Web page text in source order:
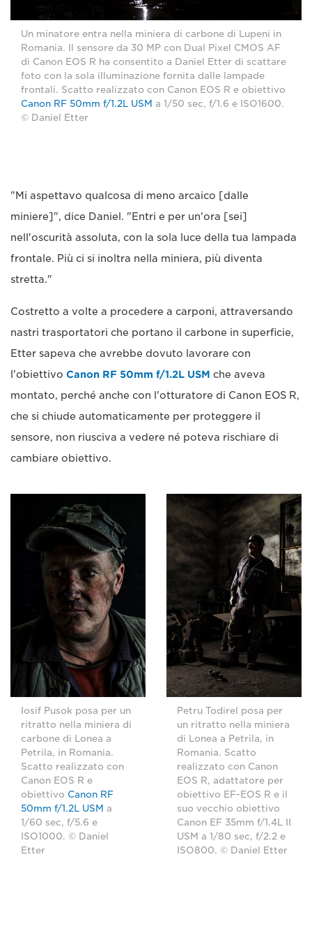
Un minatore entra nella miniera di carbone di Lupeni in
Romania. Il sensore da 30 MP con Dual Pixel CMOS AF
di Canon EOS R ha consentito a Daniel Etter di scattare
foto con la sola illuminazione fornita dalle lampade
frontali. Scatto realizzato con Canon EOS R e obiettivo
Canon RF 50mm f/1.2L USM a 1/50 sec, f/1.6 e ISO1600.
© Daniel Etter
"Mi aspettavo qualcosa di meno arcaico [dalle
miniere]", dice Daniel. "Entri e per un'ora [sei]
nell'oscurità assoluta, con la sola luce della tua lampada
frontale. Più ci si inoltra nella miniera, più diventa
stretta."
Costretto a volte a procedere a carponi, attraversando
nastri trasportatori che portano il carbone in superficie,
Etter sapeva che avrebbe dovuto lavorare con
l'obiettivo Canon RF 50mm f/1.2L USM che aveva
montato, perché anche con l'otturatore di Canon EOS R,
che si chiude automaticamente per proteggere il
sensore, non riusciva a vedere né poteva rischiare di
cambiare obiettivo.
Iosif Pusok posa per un
ritratto nella miniera di
carbone di Lonea a
Petrila, in Romania.
Scatto realizzato con
Canon EOS R e
obiettivo Canon RF
50mm f/1.2L USM a
1/60 sec, f/5.6 e
ISO1000. © Daniel
Etter
Petru Todirel posa per
un ritratto nella miniera
di Lonea a Petrila, in
Romania. Scatto
realizzato con Canon
EOS R, adattatore per
obiettivo EF-EOS R e il
suo vecchio obiettivo
Canon EF 35mm f/1.4L II
USM a 1/80 sec, f/2.2 e
ISO800. © Daniel Etter